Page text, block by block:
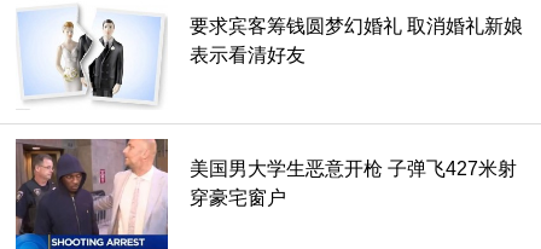
要求宾客筹钱圆梦幻婚礼 取消婚礼新娘
表示看清好友
美国男大学生恶意开枪 子弹飞427米射
穿豪宅窗户